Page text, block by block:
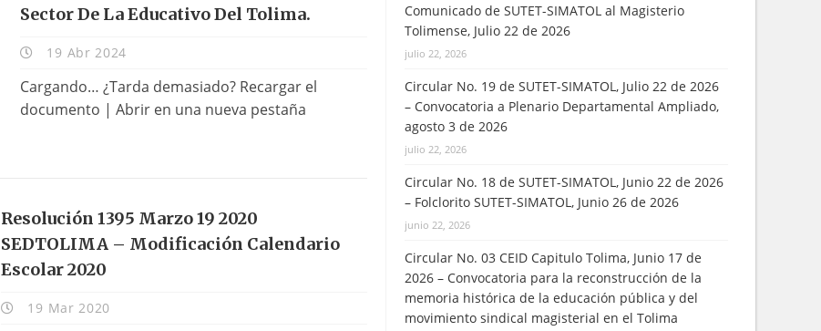
Sector De La Educativo Del Tolima.
19 Abr 2024
Cargando… ¿Tarda demasiado? Recargar el
documento | Abrir en una nueva pestaña
Resolución 1395 Marzo 19 2020
SEDTOLIMA – Modificación Calendario
Escolar 2020
19 Mar 2020
Comunicado de SUTET-SIMATOL al Magisterio
Tolimense, Julio 22 de 2026
julio 22, 2026
Circular No. 19 de SUTET-SIMATOL, Julio 22 de 2026
– Convocatoria a Plenario Departamental Ampliado,
agosto 3 de 2026
julio 22, 2026
Circular No. 18 de SUTET-SIMATOL, Junio 22 de 2026
– Folclorito SUTET-SIMATOL, Junio 26 de 2026
junio 22, 2026
Circular No. 03 CEID Capitulo Tolima, Junio 17 de
2026 – Convocatoria para la reconstrucción de la
memoria histórica de la educación pública y del
movimiento sindical magisterial en el Tolima